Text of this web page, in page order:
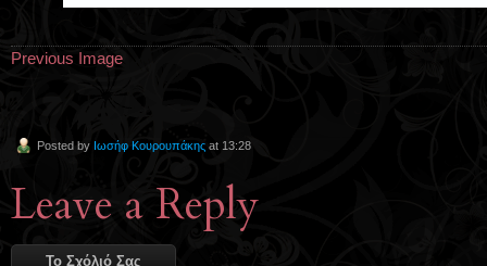
Previous Image
Posted by Ιωσήφ Κουρουπάκης at 13:28
Leave a Reply
Το Σχόλιό Σας